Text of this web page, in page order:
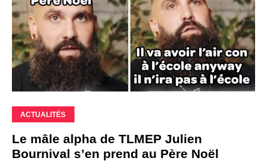
ACTUALITÉS
Le mâle alpha de TLMEP Julien
Bournival s’en prend au Père Noël